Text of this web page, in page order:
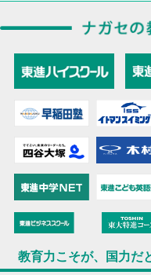
教育力こそが、国力だ